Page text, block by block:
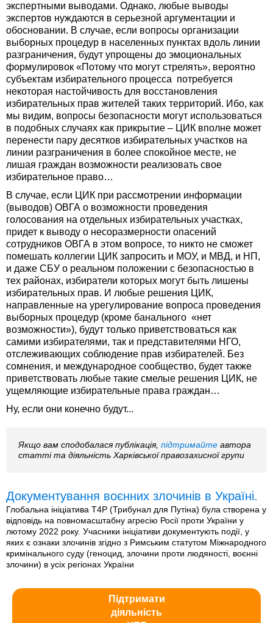
экспертными выводами. Однако, любые выводы
экспертов нуждаются в серьезной аргументации и
обосновании. В случае, если вопросы организации
выборных процедур в населенных пунктах вдоль линии
разграничения, будут упрощены до эмоциональных
формулировок «Потому что могут стрелять», вероятно
субъектам избирательного процесса потребуется
некоторая настойчивость для восстановления
избирательных прав жителей таких территорий. Ибо, как
мы видим, вопросы безопасности могут использоваться
в подобных случаях как прикрытие – ЦИК вполне может
перенести пару десятков избирательных участков на
линии разграничения в более спокойное месте, не
лишая граждан возможности реализовать свое
избирательное право…
В случае, если ЦИК при рассмотрении информации
(выводов) ОВГА о возможности проведения
голосования на отдельных избирательных участках,
придет к выводу о несоразмерности опасений
сотрудников ОВГА в этом вопросе, то никто не сможет
помешать коллегии ЦИК запросить и МОУ, и МВД, и НП,
и даже СБУ о реальном положении с безопасностью в
тех районах, избиратели которых могут быть лишены
избирательных прав. И любые решения ЦИК,
направленные на урегулирование вопроса проведения
выборных процедур (кроме банального «нет
возможности»), будут только приветствоваться как
самими избирателями, так и представителями НГО,
отслеживающих соблюдение прав избирателей. Без
сомнения, и международное сообщество, будет также
приветствовать любые такие смелые решения ЦИК, не
ущемляющие избирательные права граждан…
Ну, если они конечно будут...
Якщо вам сподобалася публікація, підтримайте автора
статті та діяльність Харківської правозахисної групи
Документування воєнних злочинів в Україні.
Глобальна ініціатива T4P (Трибунал для Путіна) була створена у
відповідь на повномасштабну агресію Росії проти України у
лютому 2022 року. Учасники ініціативи документують події, у
яких є ознаки злочинів згідно з Римським статутом Міжнародного
кримінального суду (геноцид, злочини проти людяності, воєнні
злочини) в усіх регіонах України
Підтримати
діяльність